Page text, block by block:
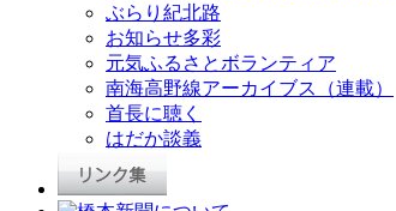
ぶらり紀北路
お知らせ多彩
元気ふるさとボランティア
南海高野線アーカイブス（連載）
首長に聴く
はだか談義